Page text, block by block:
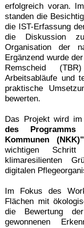
erfolgreich voran.
standen die
die IST-Erfassung
die Diskussion
Organisation der
Ergänzend wurde
Remscheid
Arbeitsabläufe und
praktische
bewerten.
Das Projekt wird
des
Kommunen (NKK)"
wichtigen
klimaresilienten
digitalen
Im Fokus des
Flächen mit
die Bewertung
gewonnenen